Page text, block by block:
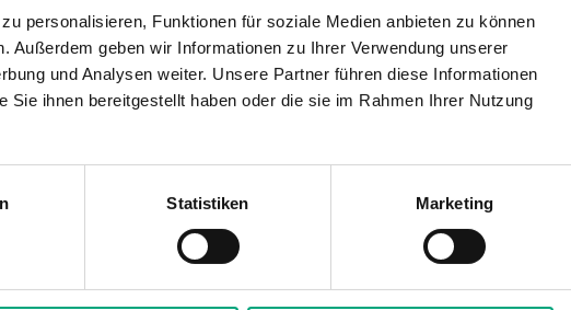
personalisieren, Funktionen für soziale Medien anbieten zu können
Außerdem geben wir Informationen zu Ihrer Verwendung unserer
und Analysen weiter. Unsere Partner führen diese Informationen
ihnen bereitgestellt haben oder die sie im Rahmen Ihrer Nutzung
Statistiken Marketing
ext. Eingangssignal 0-10V, 230V oder 400V